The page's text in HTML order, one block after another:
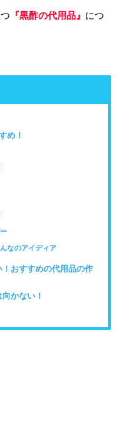
『黒酢の代用品』 につ
め！
なのアイディア
おすすめの代用品の作
かない！